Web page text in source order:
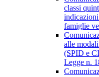
classi
famiglie
alle
(SPID e
Legge n.